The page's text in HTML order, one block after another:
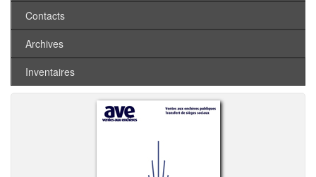
Contacts
Archives
Inventaires